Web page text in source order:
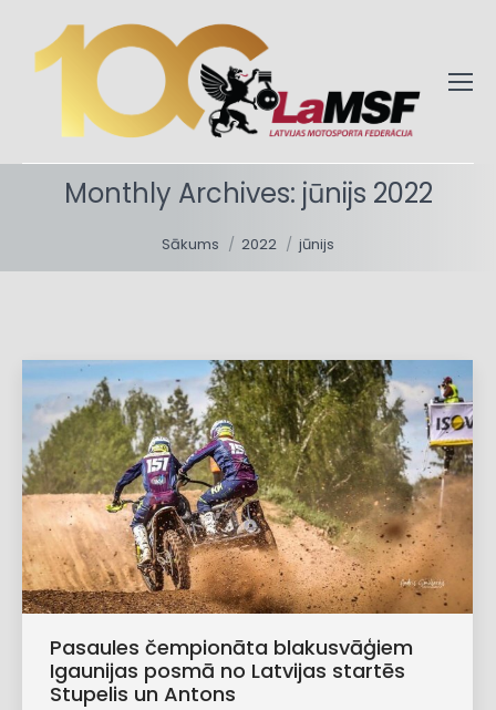
Monthly Archives: jūnijs 2022
Sākums 2022 jūnijs
Pasaules čempionāta blakusvāģiem
Igaunijas posmā no Latvijas startēs
Stupelis un Antons